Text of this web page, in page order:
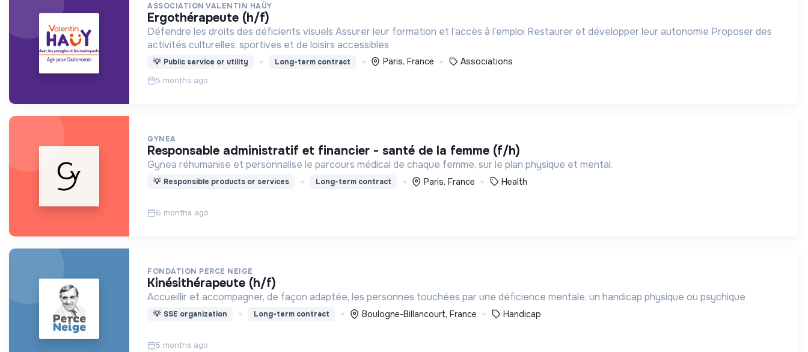
ASSOCIATION VALENTIN HAÜY
ergothérapeute (h/f)
Défendre les droits des déficients visuels Assurer leur formation et l’accès à l’emploi Restaurer et développer leur autonomie Proposer des
activités culturelles, sportives et de loisirs accessibles
💡 Public service or utility Long-term contract Paris, France Associations
5 months ago
GYNEA
responsable administratif et financier - santé de la femme (f/h)
Gynea réhumanise et personnalise le parcours médical de chaque femme, sur le plan physique et mental.
💡 Responsible products or services Long-term contract Paris, France Health
6 months ago
FONDATION PERCE NEIGE
kinésithérapeute (h/f)
Accueillir et accompagner, de façon adaptée, les personnes touchées par une déficience mentale, un handicap physique ou psychique
💡 SSE organization Long-term contract Boulogne-Billancourt, France Handicap
5 months ago